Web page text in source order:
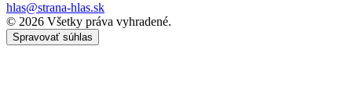
hlas@strana-hlas.sk
©️ 2026 Všetky práva vyhradené.
Spravovať súhlas